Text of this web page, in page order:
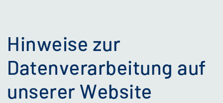
Hinweise zur
Datenverarbeitung auf
unserer Website